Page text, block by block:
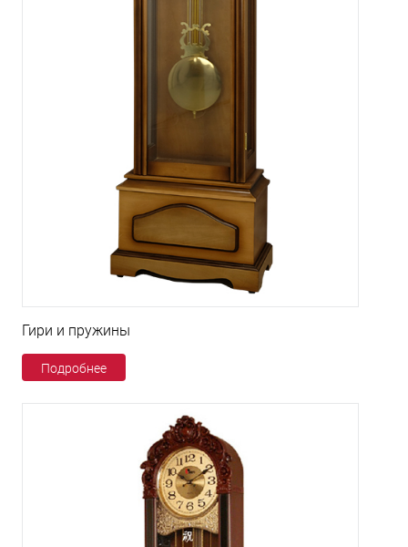
Гири и пружины
Подробнее